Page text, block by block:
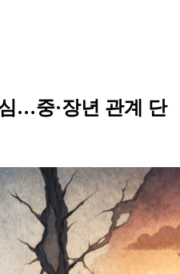
…중·장년 관계 단